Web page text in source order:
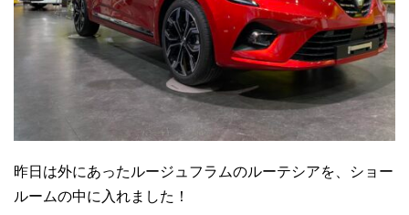
昨日は外にあったルージュフラムのルーテシアを、ショー
ルームの中に入れました！